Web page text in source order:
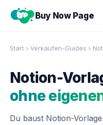
Buy Now Page
Start › Verkaufen-Guides ›
Notion-
ohne
Du baust Notion-